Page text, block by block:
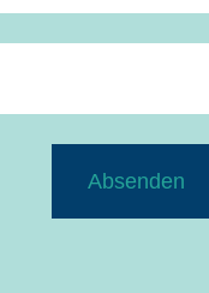
Absenden